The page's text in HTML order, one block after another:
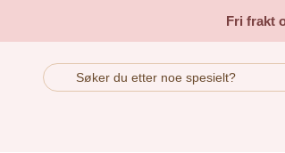
Fri frakt